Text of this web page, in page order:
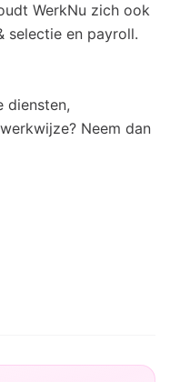
WerkNu zich ook
selectie en payroll.
diensten,
Neem dan